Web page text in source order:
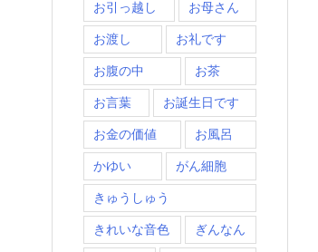
お引っ越し お母さん
お渡し お礼です
お腹の中 お茶
お言葉 お誕生日です
お金の価値 お風呂
かゆい がん細胞
きゅうしゅう
きれいな音色 ぎんなん